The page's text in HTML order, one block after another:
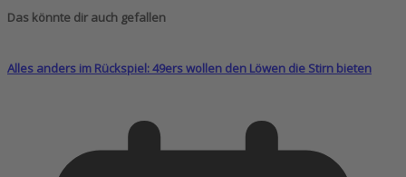
Das könnte dir auch gefallen
Alles anders im Rückspiel: 49ers wollen den Löwen die Stirn bieten